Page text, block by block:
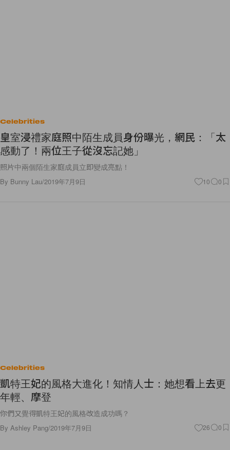
Celebrities
皇室浸禮家庭照中陌生成員身份曝光，網民：「太
感動了！兩位王子從沒忘記她」
照片中兩個陌生家庭成員立即變成亮點！
By Bunny Lau/2019年7月9日 10 0
Celebrities
凱特王妃的風格大進化！知情人士：她想看上去更
年輕、摩登
你們又覺得凱特王妃的風格改造成功嗎？
By Ashley Pang/2019年7月9日 26 0